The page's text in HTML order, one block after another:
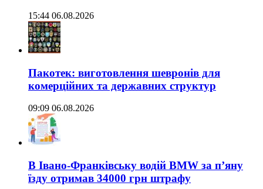
15:44 06.08.2026
Пакотек: виготовлення шевронів для
комерційних та державних структур
09:09 06.08.2026
В Івано-Франківську водій BMW за п’яну
їзду отримав 34000 грн штрафу